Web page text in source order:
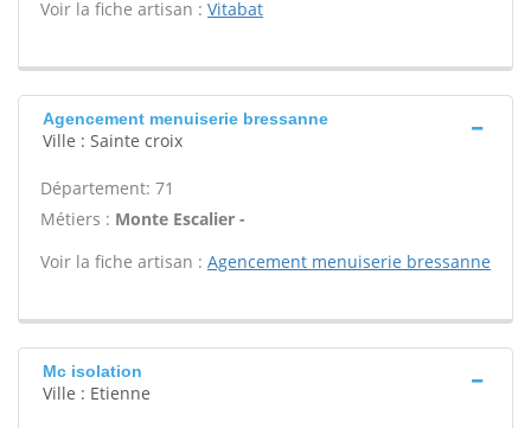
Voir la fiche artisan : Vitabat
Agencement menuiserie bressanne
Ville : Sainte croix
Département: 71
Métiers : Monte Escalier -
Voir la fiche artisan : Agencement menuiserie bressanne
Mc isolation
Ville : Etienne